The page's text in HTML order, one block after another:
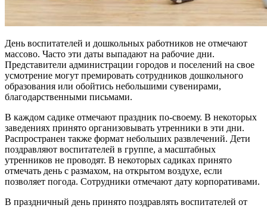
День воспитателей и дошкольных работников не отмечают
массово. Часто эти даты выпадают на рабочие дни.
Представители администрации городов и поселений на свое
усмотрение могут премировать сотрудников дошкольного
образования или обойтись небольшими сувенирами,
благодарственными письмами.
В каждом садике отмечают праздник по-своему. В некоторых
заведениях принято организовывать утренники в эти дни.
Распространен также формат небольших развлечений. Дети
поздравляют воспитателей в группе, а масштабных
утренников не проводят. В некоторых садиках принято
отмечать день с размахом, на открытом воздухе, если
позволяет погода. Сотрудники отмечают дату корпоративами.
В праздничный день принято поздравлять воспитателей от